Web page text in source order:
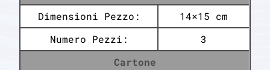
Dimensioni Pezzo:
14×15 cm
Numero Pezzi:
3
Cartone